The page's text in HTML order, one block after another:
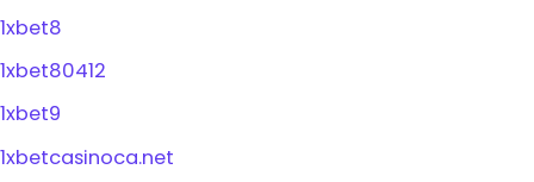
1xbet8
1xbet80412
1xbet9
1xbetcasinoca.net